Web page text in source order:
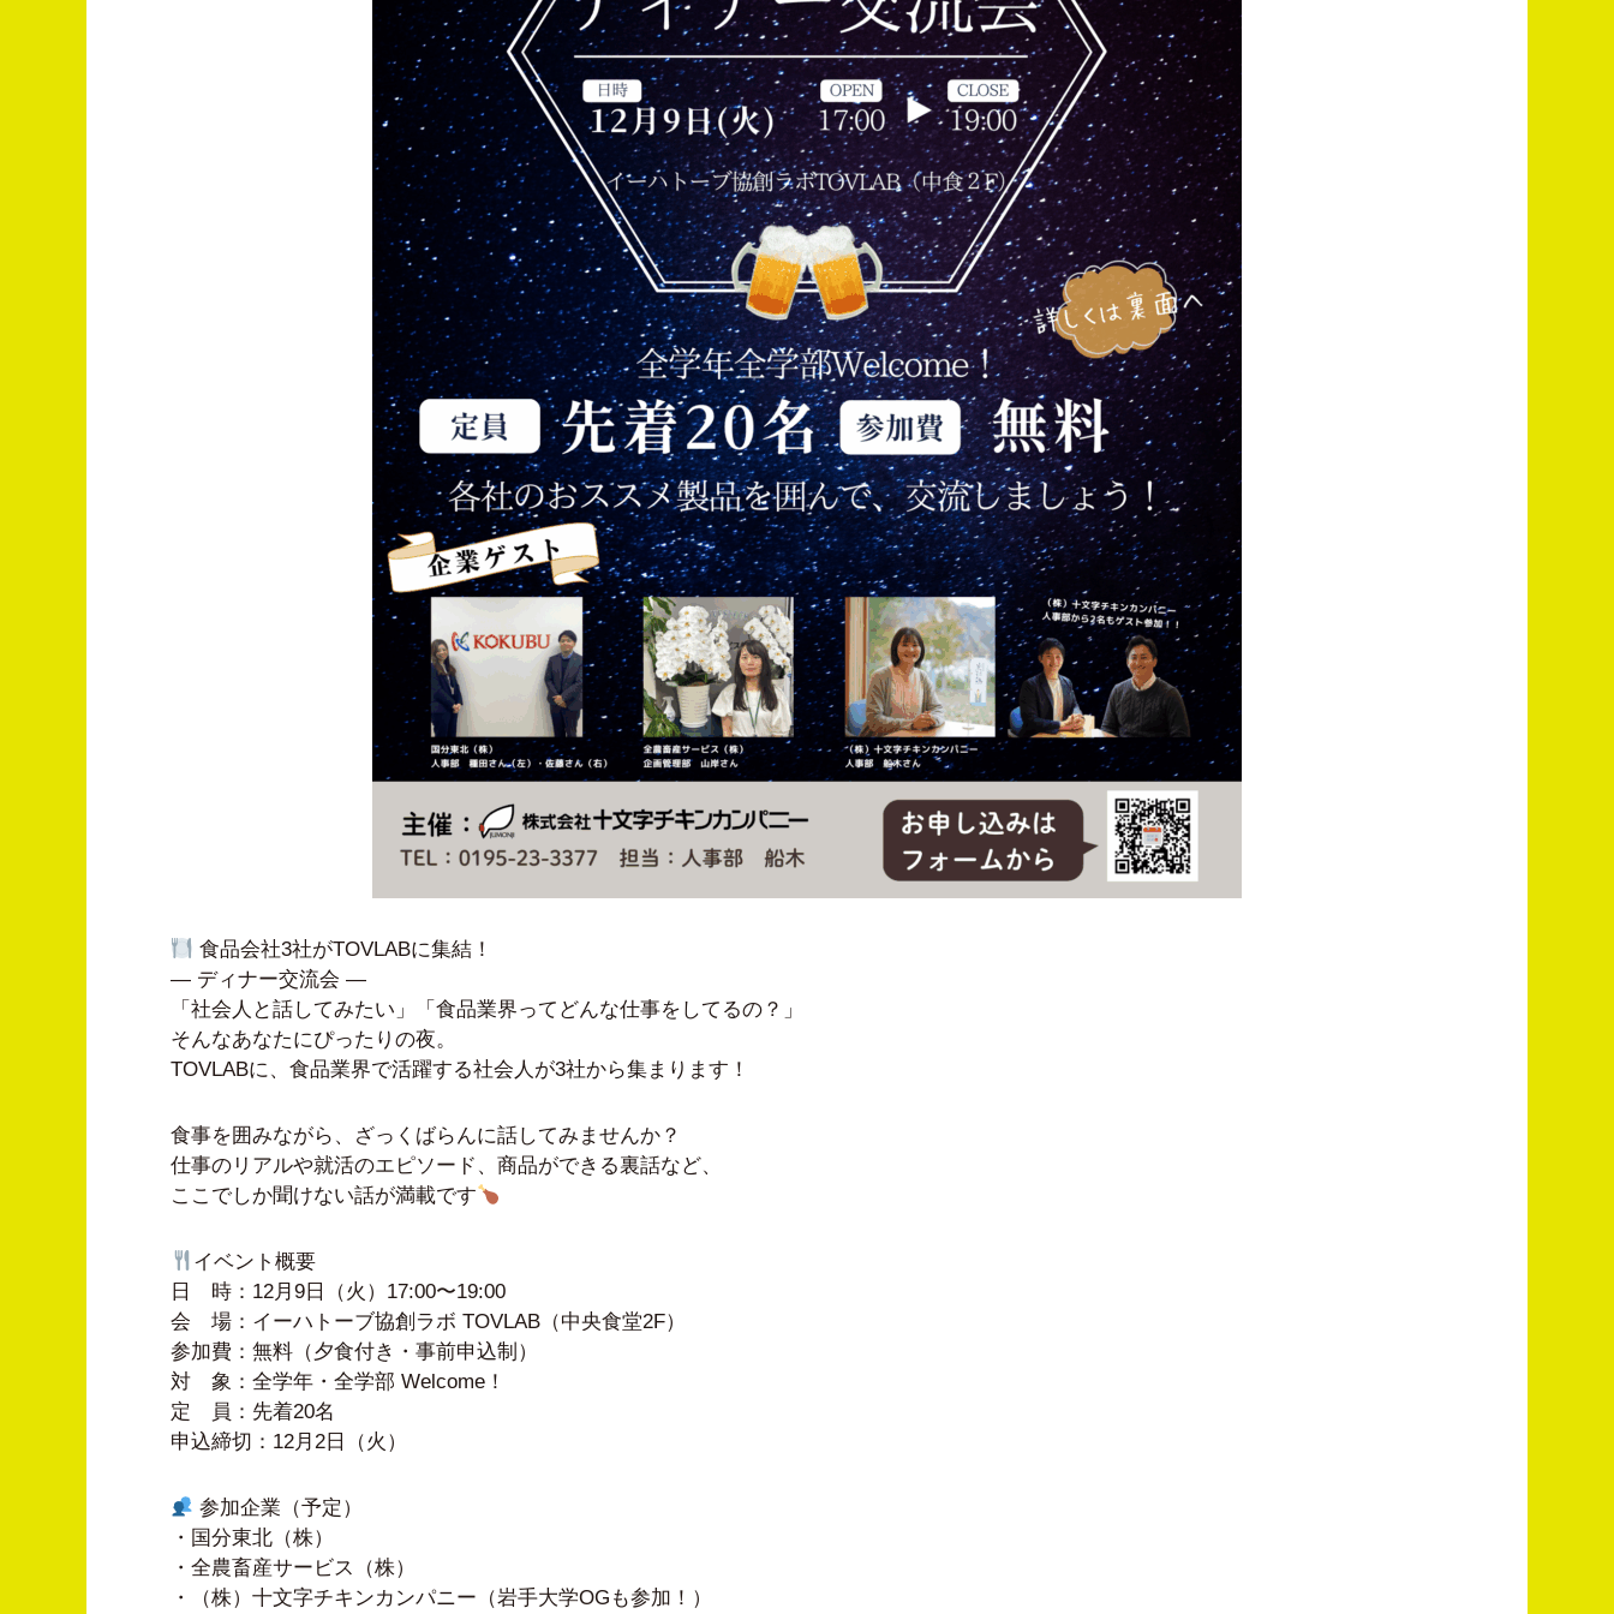
食品会社3社がTOVLABに集結！
― ディナー交流会 ―
「社会人と話してみたい」「食品業界ってどんな仕事をしてるの？」
そんなあなたにぴったりの夜。
TOVLABに、食品業界で活躍する社会人が3社から集まります！
食事を囲みながら、ざっくばらんに話してみませんか？
仕事のリアルや就活のエピソード、商品ができる裏話など、
ここでしか聞けない話が満載です
イベント概要
日 時：12月9日（火）17:00〜19:00
会 場：イーハトーブ協創ラボ TOVLAB（中央食堂2F）
参加費：無料（夕食付き・事前申込制）
対 象：全学年・全学部 Welcome！
定 員：先着20名
申込締切：12月2日（火）
参加企業（予定）
・国分東北（株）
・全農畜産サービス（株）
・（株）十文字チキンカンパニー（岩手大学OGも参加！）